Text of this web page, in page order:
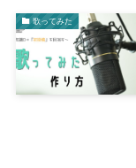
歌ってみた